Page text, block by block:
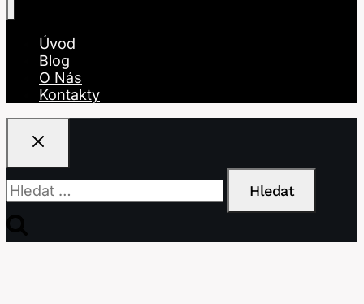
Úvod
Blog
O Nás
Kontakty
Vyhledávání